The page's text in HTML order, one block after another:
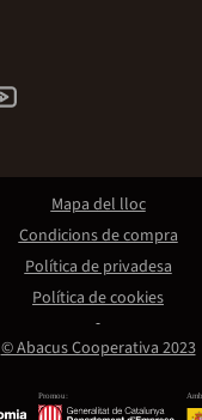
Promou:
© Abacus Cooperativa 2023
Mapa del lloc
Condicions de compra
Política de privadesa
Política de cookies